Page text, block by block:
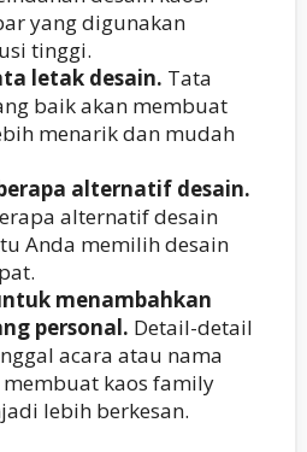
yang digunakan
tinggi.
letak desain. Tata
baik akan membuat
menarik dan mudah
alternatif desain.
alternatif desain
Anda memilih desain
menambahkan
personal. Detail-detail
acara atau nama
kaos family
lebih berkesan.